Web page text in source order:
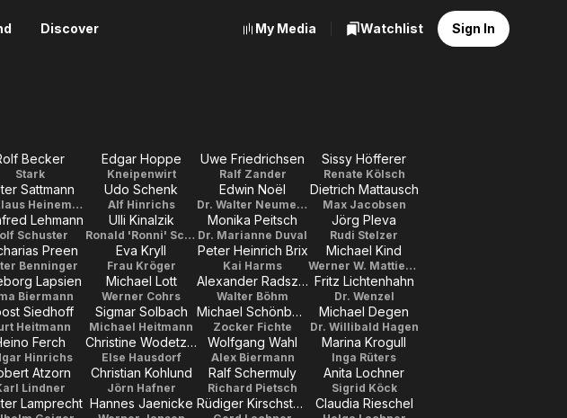
Discover My Media Watchlist Sign In
Becker
Stark
Edgar Hoppe
Kneipenwirt
Uwe Friedrichsen
Ralf Zander
Sissy Höfferer
Renate Kölsch
Sattmann
Dr. Klaus Heinemann
Udo Schenk
Alf Hinrichs
Edwin Noël
Dr. Walter Neumeier
Dietrich Mattausch
Max Jacobsen
Lehmann
Schuster
Ulli Kinalzik
Ronald 'Ronni' Schester
Monika Peitsch
Dr. Marianne Duval
Jörg Pleva
Rudi Stelzer
Preen
Benninger
Eva Kryll
Frau Kröger
Peter Heinrich Brix
Kai Harms
Michael Kind
Werner W. Mattiesen
Lapsien
Biermann
Michael Lott
Werner Cohrs
Alexander Radszun
Walter Böhm
Fritz Lichtenhahn
Dr. Wenzel
Siedhoff
Heitmann
Sigmar Solbach
Michael Heitmann
Michael Schönborn
Zocker Fichte
Michael Degen
Dr. Willibald Hagen
Ferch
Hinrichs
Christine Wodetzky
Else Hausdorf
Wolfgang Wahl
Alex Biermann
Marina Krogull
Inga Rüters
Atzorn
Lindner
Christian Kohlund
Jörn Hafner
Ralf Schermuly
Richard Pietsch
Anita Lochner
Sigrid Köck
Lamprecht Hannes Jaenicke Rüdiger Kirschstein Claudia Rieschel